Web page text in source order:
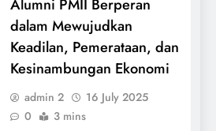
Alumni PMII Berperan
dalam Mewujudkan
Keadilan, Pemerataan, dan
Kesinambungan Ekonomi
admin 2
16 July 2025
0
3 mins